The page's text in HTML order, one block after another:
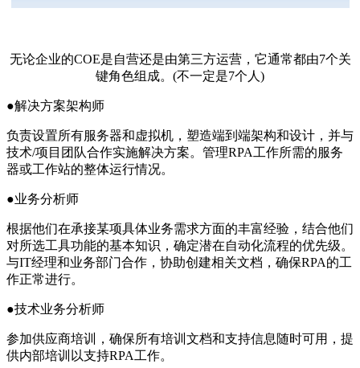
无论企业的COE是自营还是由第三方运营，它通常都由7个关
键角色组成。(不一定是7个人)
●解决方案架构师
负责设置所有服务器和虚拟机，塑造端到端架构和设计，并与
技术/项目团队合作实施解决方案。管理RPA工作所需的服务
器或工作站的整体运行情况。
●业务分析师
根据他们在承接某项具体业务需求方面的丰富经验，结合他们
对所选工具功能的基本知识，确定潜在自动化流程的优先级。
与IT经理和业务部门合作，协助创建相关文档，确保RPA的工
作正常进行。
●技术业务分析师
参加供应商培训，确保所有培训文档和支持信息随时可用，提
供内部培训以支持RPA工作。